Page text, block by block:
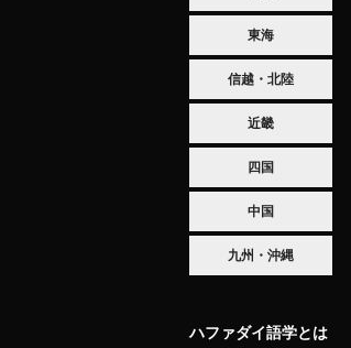
東海
信越・北陸
近畿
四国
中国
九州・沖縄
ハファダイ語学とは